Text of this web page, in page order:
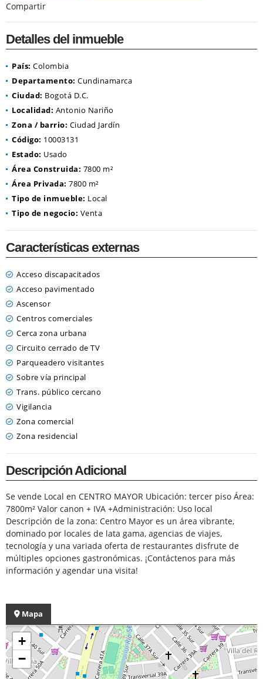
Compartir
Detalles del inmueble
País: Colombia
Departamento: Cundinamarca
Ciudad: Bogotá D.C.
Localidad: Antonio Nariño
Zona / barrio: Ciudad Jardín
Código: 10003131
Estado: Usado
Área Construida: 7800 m²
Área Privada: 7800 m²
Tipo de inmueble: Local
Tipo de negocio: Venta
Características externas
Acceso discapacitados
Acceso pavimentado
Ascensor
Centros comerciales
Cerca zona urbana
Circuito cerrado de TV
Parqueadero visitantes
Sobre vía principal
Trans. público cercano
Vigilancia
Zona comercial
Zona residencial
Descripción Adicional
Se vende Local en CENTRO MAYOR Ubicación: tercer piso Área:
7800m² Valor canon + IVA +Administración: Uso local
Descripción de la zona: Centro Mayor es un área vibrante,
dominado por locales de lata gama, agencias de viajes,
tecnología y una variada oferta de restaurantes disfrute de
múltiples opciones gastronómicas. ¡Contáctenos para más
información y agendar una visita!
Mapa
+
−